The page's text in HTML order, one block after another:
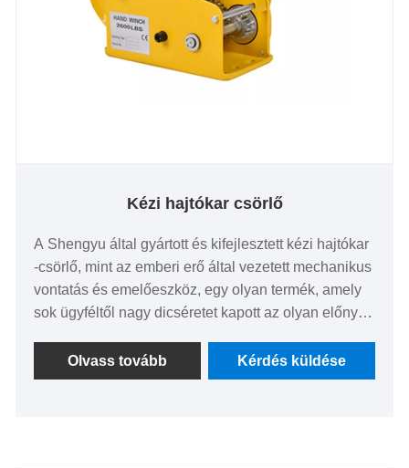
Kézi hajtókar csörlő
A Shengyu által gyártott és kifejlesztett kézi hajtókar
-csörlő, mint az emberi erő által vezetett mechanikus
vontatás és emelőeszköz, egy olyan termék, amely
sok ügyféltől nagy dicséretet kapott az olyan előnyei
működés és a külső energiaforrásokhoz nincs
szükség.
Olvass tovább Kérdés küldése